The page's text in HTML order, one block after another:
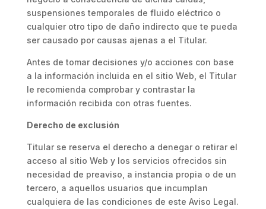
suspensiones temporales de fluido eléctrico o
cualquier otro tipo de daño indirecto que te pueda
ser causado por causas ajenas a el Titular.
Antes de tomar decisiones y/o acciones con base
a la información incluida en el sitio Web, el Titular
le recomienda comprobar y contrastar la
información recibida con otras fuentes.
Derecho de exclusión
Titular se reserva el derecho a denegar o retirar el
acceso al sitio Web y los servicios ofrecidos sin
necesidad de preaviso, a instancia propia o de un
tercero, a aquellos usuarios que incumplan
cualquiera de las condiciones de este Aviso Legal.